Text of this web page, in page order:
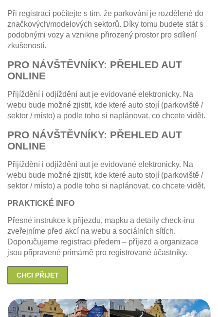
Při registraci počítejte s tím, že parkování je rozdělené do
značkových/modelových sektorů. Díky tomu budete stát s
podobnými vozy a vznikne přirozený prostor pro sdílení
zkušeností.
PRO NÁVŠTĚVNÍKY: PŘEHLED AUT
ONLINE
Přijíždění i odjíždění aut je evidované elektronicky. Na
webu bude možné zjistit, kde které auto stojí (parkoviště /
sektor / místo) a podle toho si naplánovat, co chcete vidět.
PRO NÁVŠTĚVNÍKY: PŘEHLED AUT
ONLINE
Přijíždění i odjíždění aut je evidované elektronicky. Na
webu bude možné zjistit, kde které auto stojí (parkoviště /
sektor / místo) a podle toho si naplánovat, co chcete vidět.
PRAKTICKÉ INFO
Přesné instrukce k příjezdu, mapku a detaily check-inu
zveřejníme před akcí na webu a sociálních sítích.
Doporučujeme registraci předem – příjezd a organizace
jsou připravené primárně pro registrované účastníky.
CHCI PŘIJET